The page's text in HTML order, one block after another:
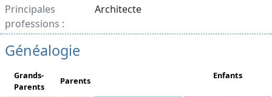
Principales
professions :
Architecte
Généalogie
Grands-
Parents
Parents Enfants